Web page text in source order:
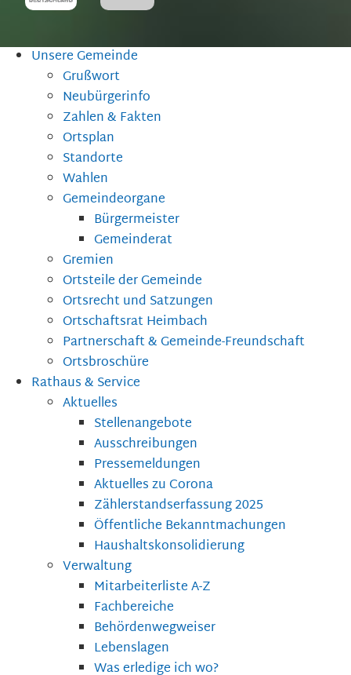
Unsere Gemeinde
Grußwort
Neubürgerinfo
Zahlen & Fakten
Ortsplan
Standorte
Wahlen
Gemeindeorgane
Bürgermeister
Gemeinderat
Gremien
Ortsteile der Gemeinde
Ortsrecht und Satzungen
Ortschaftsrat Heimbach
Partnerschaft & Gemeinde-Freundschaft
Ortsbroschüre
Rathaus & Service
Aktuelles
Stellenangebote
Ausschreibungen
Pressemeldungen
Aktuelles zu Corona
Zählerstandserfassung 2025
Öffentliche Bekanntmachungen
Haushaltskonsolidierung
Verwaltung
Mitarbeiterliste A-Z
Fachbereiche
Behördenwegweiser
Lebenslagen
Was erledige ich wo?